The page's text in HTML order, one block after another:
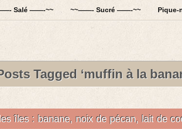
Salé ——-~~ ~~——- Sucré ——-~~ Pique-
Tagged ‘muffin à la
îles : banane, noix de pécan, lait de